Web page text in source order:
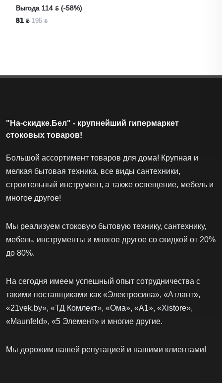
Выгода 114 ƃ (-58%)
81 ƃ 195 ƃ
"На-скидке.Бел" - крупнейший гипермаркет
стоковых товаров!
Большой ассортимент товаров для дома! Крупная и
мелкая бытовая техника, все виды сантехники,
строительный инструмент, а также освещение, мебель и
многое другое!
Мы реализуем стоковую бытовую технику, сантехнику,
мебель, инструменты и многое другое со скидкой от 20%
до 80%.
На сегодня имеем успешный опыт сотрудничества с
такими поставщиками как «Электросила», «Атлант»,
«21vek.by», «ТД Комлект», «Ома», «А1», «Xistore»,
«Maunfeld», «5 Элемент» и многие другие.
Мы дорожим нашей репутацией и нашими клиентами!